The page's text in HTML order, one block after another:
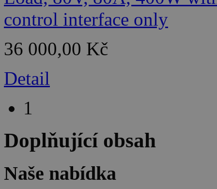
36 000,00 Kč
Detail
1
Doplňující obsah
Naše nabídka